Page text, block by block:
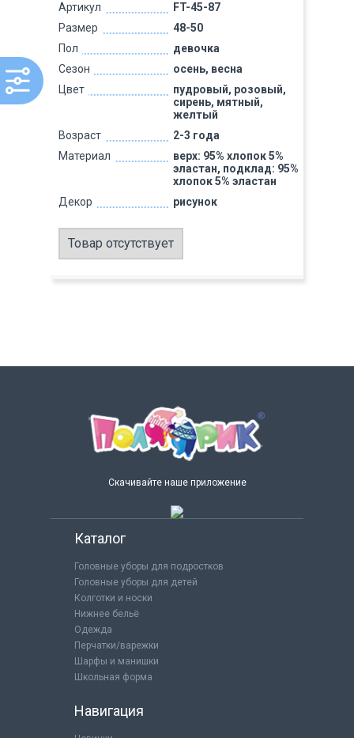
Артикул
FT-45-87
Размер
48-50
Пол
девочка
Сезон
осень, весна
Цвет
пудровый, розовый,
сирень, мятный,
желтый
Возраст
2-3 года
Материал
верх: 95% хлопок 5%
эластан, подклад: 95%
хлопок 5% эластан
Декор
рисунок
Товар отсутствует
Скачивайте наше приложение
Каталог
Головные уборы для подростков
Головные уборы для детей
Колготки и носки
Нижнее бельё
Одежда
Перчатки/варежки
Шарфы и манишки
Школьная форма
Навигация